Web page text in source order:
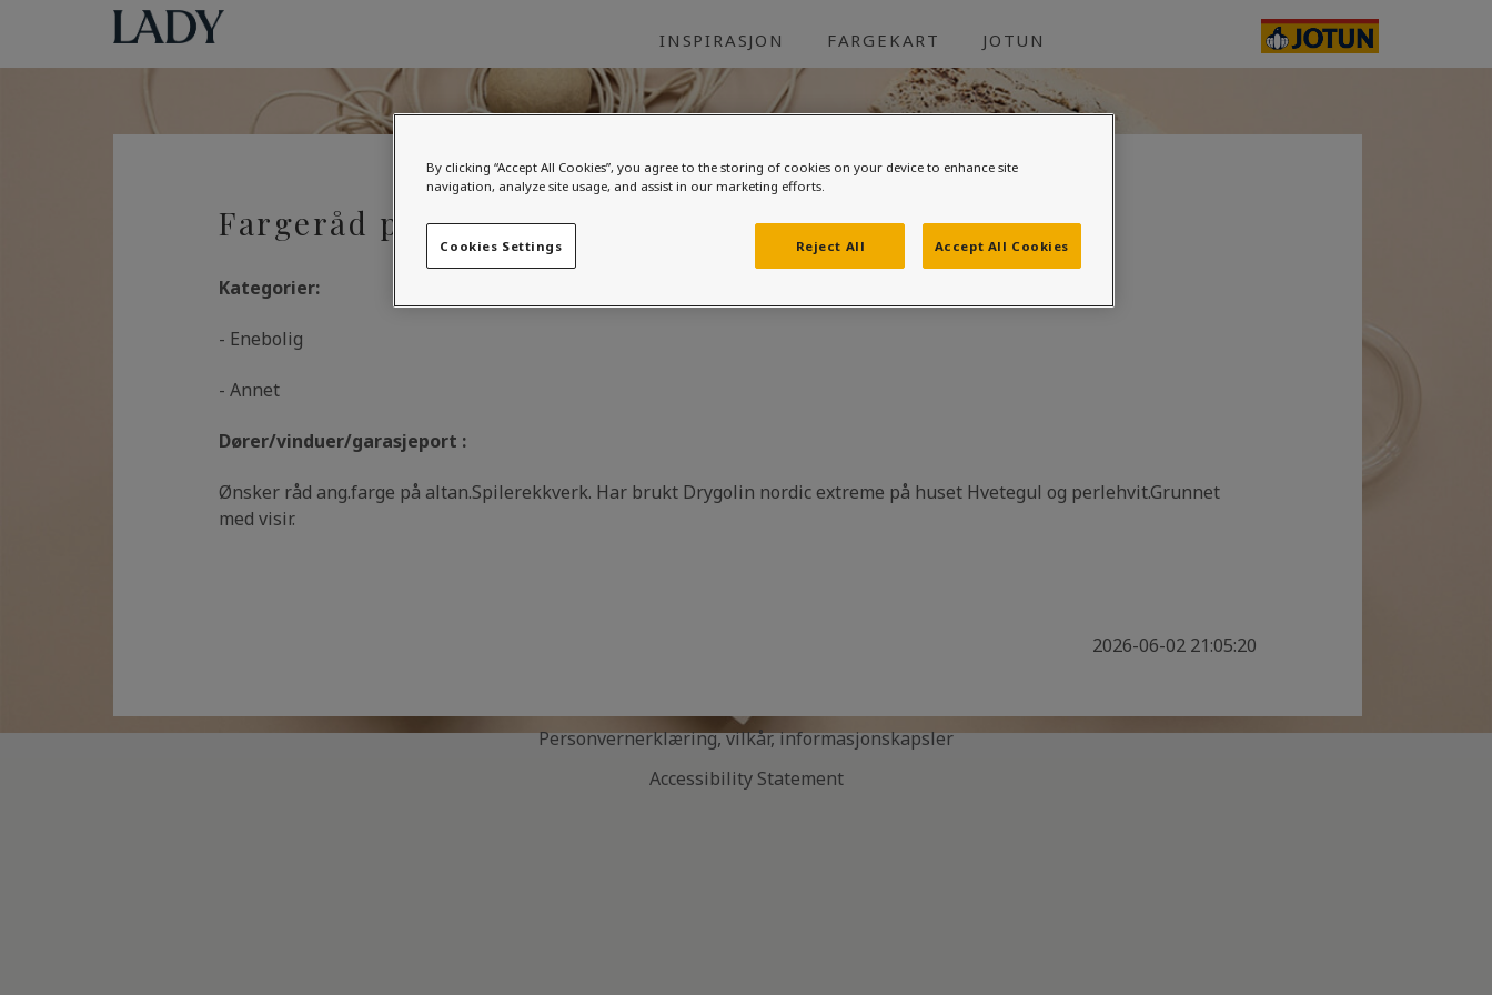
INSPIRASJON FARGEKART JOTUN
Fargeråd på ny altan.
Kategorier:
- Enebolig
- Annet
Dører/vinduer/garasjeport :
Ønsker råd ang.farge på altan.Spilerekkverk. Har brukt Drygolin nordic extreme på huset Hvetegul og perlehvit.Grunnet
med visir.
2026-06-02 21:05:20
Personvernerklæring, vilkår, informasjonskapsler
Accessibility Statement
By clicking “Accept All Cookies”, you agree to the storing of cookies on your device to enhance site
navigation, analyze site usage, and assist in our marketing efforts.
Reject All Accept All Cookies
Cookies Settings